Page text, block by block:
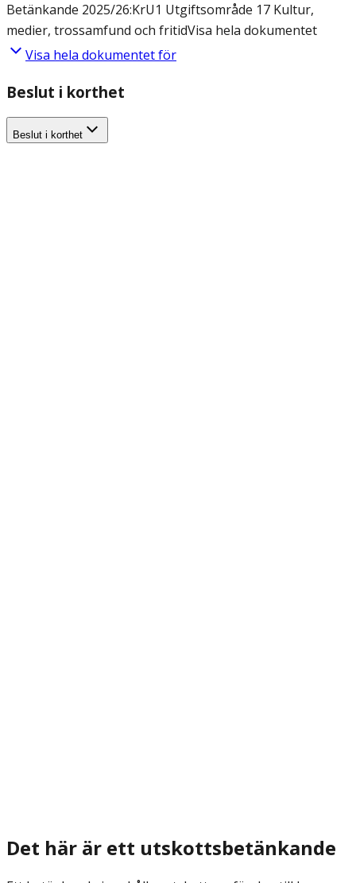
Betänkande 2025/26:KrU1 Utgiftsområde 17 Kultur,
medier, trossamfund och fritidVisa hela dokumentet
Visa hela dokumentet för
Beslut i korthet
Beslut i korthet
Det här är ett utskottsbetänkande